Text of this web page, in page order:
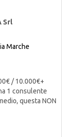
Srl
Marche
/ 10.000€+
1 consulente
questa NON